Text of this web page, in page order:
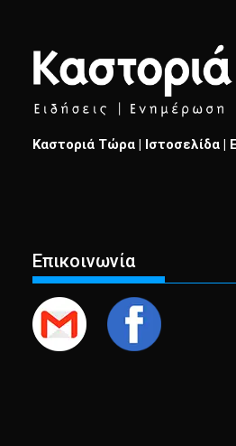
Καστοριά Τώρα | Ιστοσελίδα |
Επικοινωνία